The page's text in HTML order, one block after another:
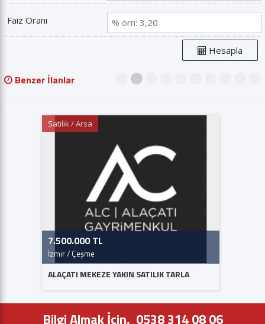
Faiz Oranı
Hesapla
2
Benzer İlanlar
Satılık / Arsa
7.500.000 TL
İzmir / Çeşme
ALAÇATI MEKEZE YAKIN SATILIK TARLA
Bilgi Almak İçin, 0538 314 08 06